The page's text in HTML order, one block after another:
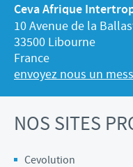
Ceva Afrique
10 Avenue de la
33500 Libourne
France
envoyez nous un
NOS SITES
Cevolution